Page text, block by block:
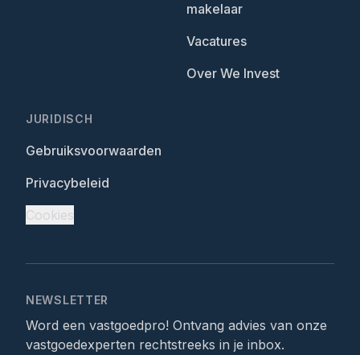
makelaar
Vacatures
Over We Invest
JURIDISCH
Gebruiksvoorwaarden
Privacybeleid
Cookies
NEWSLETTER
Word een vastgoedpro! Ontvang advies van onze
vastgoedexperten rechtstreeks in je inbox.